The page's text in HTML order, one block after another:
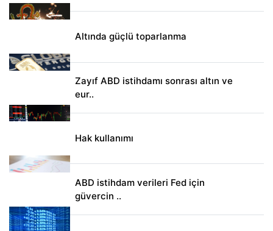
Altında güçlü toparlanma
Zayıf ABD istihdamı sonrası altın ve
eur..
Hak kullanımı
ABD istihdam verileri Fed için
güvercin ..